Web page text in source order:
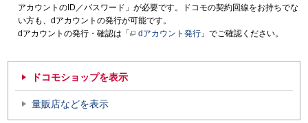
アカウントのID／パスワード」が必要です。ドコモの契約回線をお持ちでな
い方も、dアカウントの発行が可能です。
dアカウントの発行・確認は「
dアカウント発行 」でご確認ください。
ドコモショップを表示
量販店などを表示